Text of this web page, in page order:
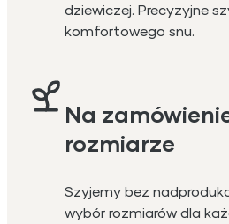
dziewiczej. Precyzyjne
komfortowego snu.
Na
rozmiarze
Szyjemy bez
wybór rozmiarów dla